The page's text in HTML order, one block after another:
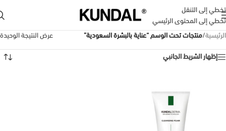
تخطي إلى التنقل
تخطي إلى المحتوى الرئيسي
الرئيسية/منتجات تحت الوسم “عناية بالبشرة السعودية” عرض النتيجة الوحيدة
إظهار الشريط الجانبي